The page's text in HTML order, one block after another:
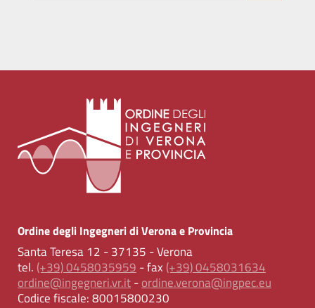
Ordine degli Ingegneri di Verona e Provincia
Santa Teresa 12 - 37135 - Verona
tel. (+39) 0458035959 - fax (+39) 0458031634
ordine@ingegneri.vr.it-ordine.verona@ingpec.eu
Codice fiscale:80015800230